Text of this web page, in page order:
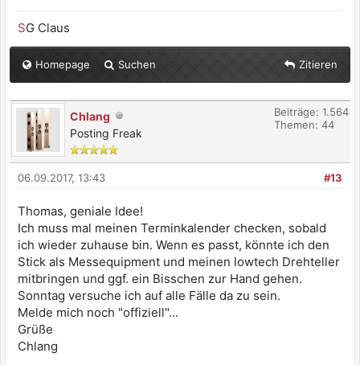
SG Claus
Homepage Suchen Zitieren
Chlang
Posting Freak
Beiträge: 1.564
Themen: 44
#13
06.09.2017, 13:43
Thomas, geniale Idee!
Ich muss mal meinen Terminkalender checken, sobald
ich wieder zuhause bin. Wenn es passt, könnte ich den
Stick als Messequipment und meinen lowtech Drehteller
mitbringen und ggf. ein Bisschen zur Hand gehen.
Sonntag versuche ich auf alle Fälle da zu sein.
Melde mich noch "offiziell"...
Grüße
Chlang